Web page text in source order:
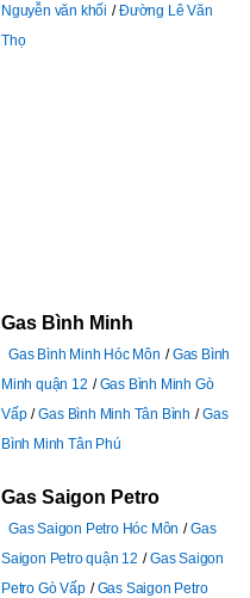
Nguyễn văn khối
Đường Lê Văn
Thọ
Gas Bình Minh
Gas Bình Minh Hóc Môn
Gas Bình
Minh quận 12
Gas Bình Minh Gò
Vấp
Gas Bình Minh Tân Bình
Gas
Bình Minh Tân Phú
Gas Saigon Petro
Gas Saigon Petro Hóc Môn
Gas
Saigon Petro quận 12
Gas Saigon
Petro Gò Vấp
Gas Saigon Petro